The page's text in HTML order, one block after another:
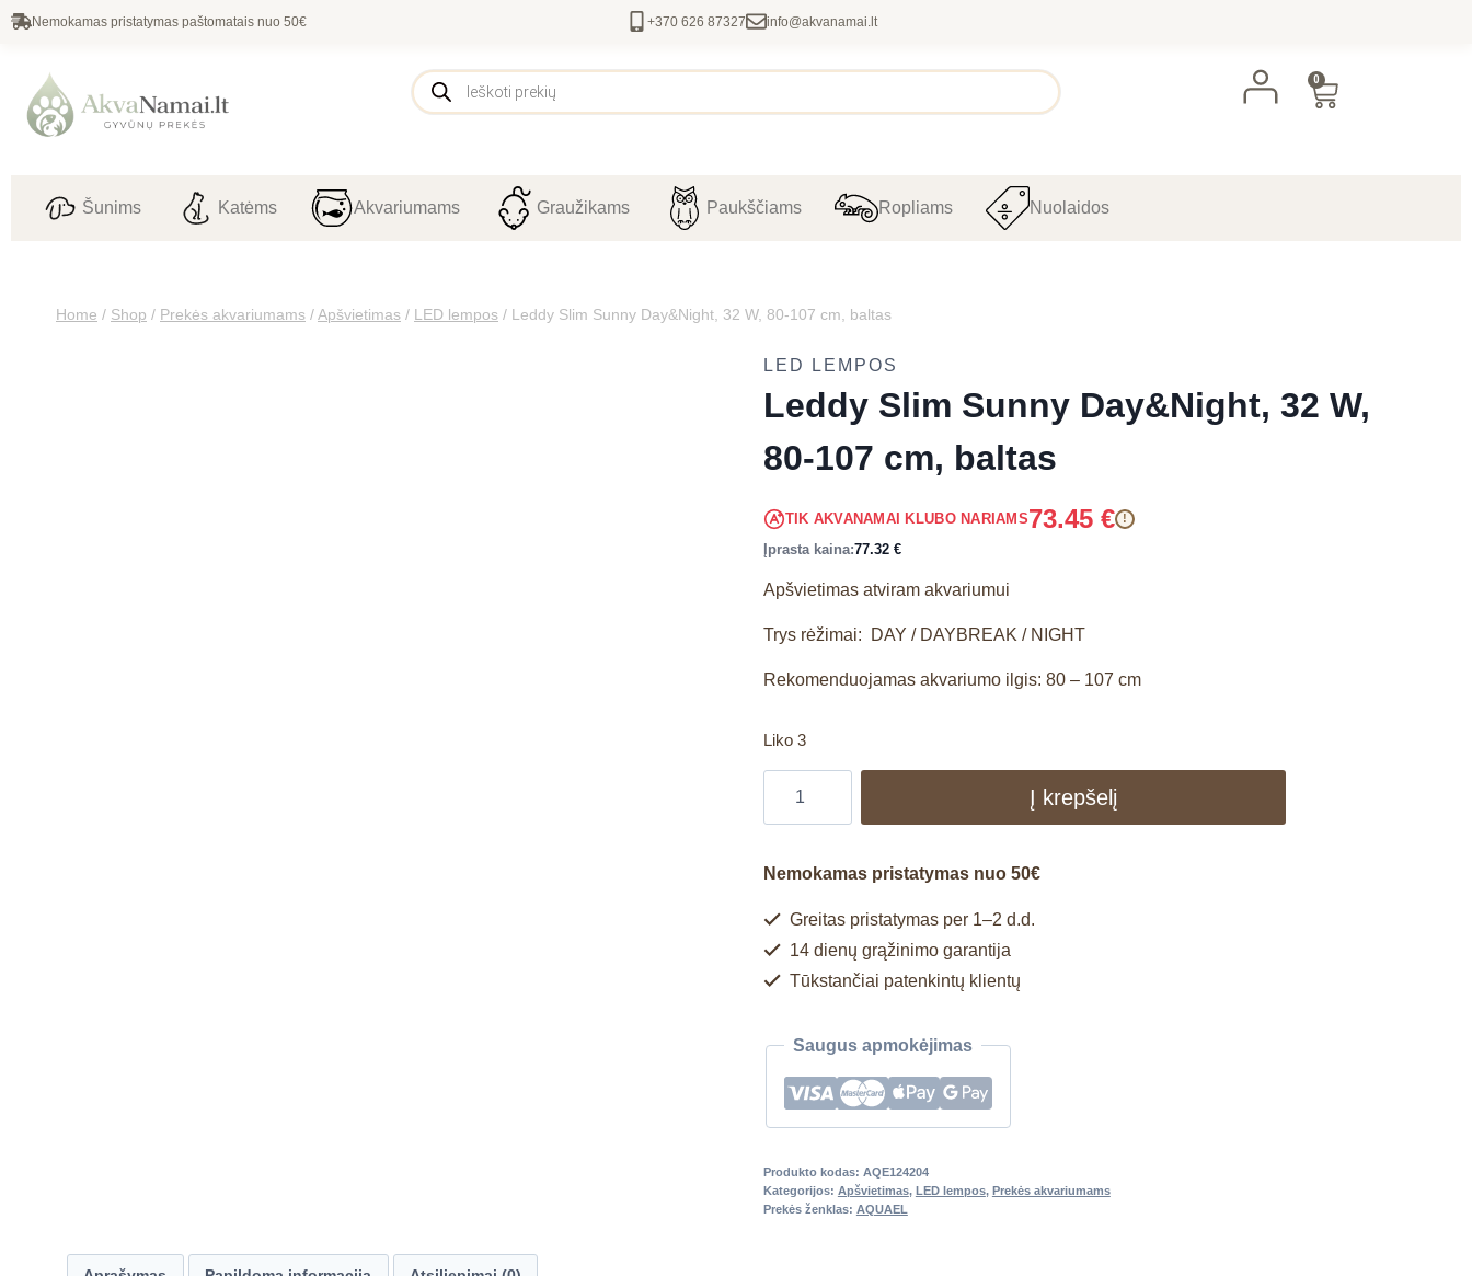
Nemokamas pristatymas paštomatais nuo 50€ +370 626 87327 info@akvanamai.lt
0
Šunims Katėms Akvariumams Graužikams Paukščiams Ropliams Nuolaidos
Home / Shop / Prekės akvariumams / Apšvietimas / LED lempos / Leddy Slim Sunny Day&Night, 32 W, 80-107 cm, baltas
LED LEMPOS
Leddy Slim Sunny Day&Night, 32 W,
80-107 cm, baltas
TIK AKVANAMAI KLUBO NARIAMS73.45 € !
Įprasta kaina:77.32 €
Apšvietimas atviram akvariumui
Trys rėžimai: DAY / DAYBREAK / NIGHT
Rekomenduojamas akvariumo ilgis: 80 – 107 cm
Liko 3
Į krepšelį
Nemokamas pristatymas nuo 50€
Greitas pristatymas per 1–2 d.d.
14 dienų grąžinimo garantija
Tūkstančiai patenkintų klientų
Saugus apmokėjimas
Produkto kodas: AQE124204
Kategorijos: Apšvietimas, LED lempos, Prekės akvariumams
Prekės ženklas: AQUAEL